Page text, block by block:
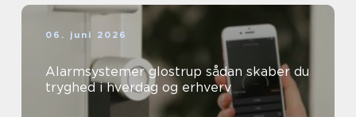
06. juni 2026
Alarmsystemer glostrup sådan skaber du
tryghed i hverdag og erhverv